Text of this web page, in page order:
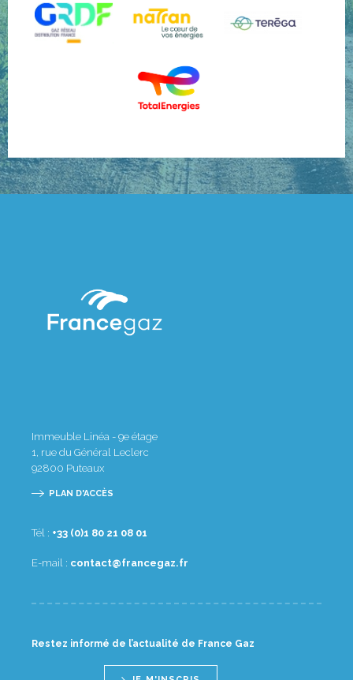
Immeuble Linéa - 9e étage
1, rue du Général Leclerc
92800 Puteaux
PLAN D'ACCÈS
Tél : 10 80 12 08 1(0) 33+
E-mail : rf.zagecnarf@tcatnoc
Restez informé de l’actualité de France Gaz